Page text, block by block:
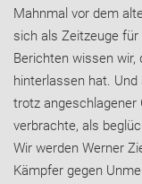
Mahnmal vor dem
sich als Zeitzeuge
Berichten wissen wir,
hinterlassen hat.
trotz angeschlagener
verbrachte, als
Wir werden Werner
Kämpfer gegen